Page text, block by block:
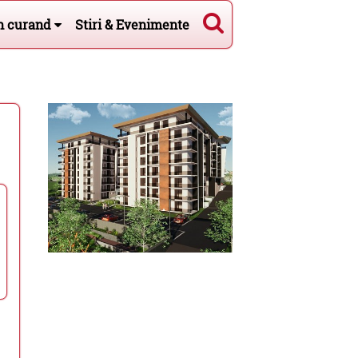
curand Stiri & Evenimente